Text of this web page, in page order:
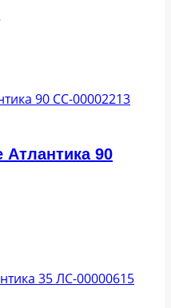
Атлантика 90